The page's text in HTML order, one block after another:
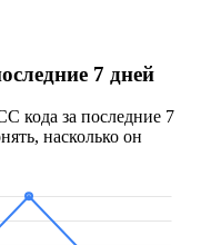
7 дней
кода за последние 7
насколько он